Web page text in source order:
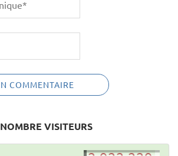
NOMBRE VISITEURS
2,922,228